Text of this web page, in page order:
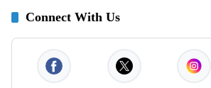
Connect With Us